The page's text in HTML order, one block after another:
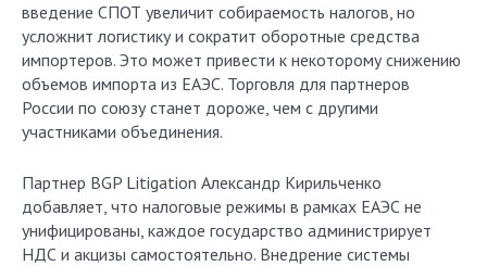
введение СПОТ увеличит собираемость налогов, но
усложнит логистику и сократит оборотные средства
импортеров. Это может привести к некоторому снижению
объемов импорта из ЕАЭС. Торговля для партнеров
России по союзу станет дороже, чем с другими
участниками объединения.
Партнер BGP Litigation Александр Кирильченко
добавляет, что налоговые режимы в рамках ЕАЭС не
унифицированы, каждое государство администрирует
НДС и акцизы самостоятельно. Внедрение системы